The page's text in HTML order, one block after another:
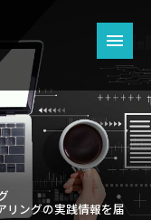
リングの実践情報を届